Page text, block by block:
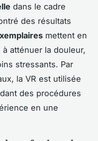
dans le cadre
des résultats
mettent en
atténuer la douleur,
stressants. Par
la VR est utilisée
des procédures
en une